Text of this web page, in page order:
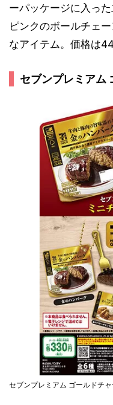
ーパッケージに入っ
ピンクのボールチェ
なアイテム。価格は
セブンプレミアム
セブンプレミアム ゴールドチャ